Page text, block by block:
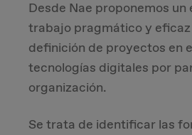
Desde Nae proponemos un
trabajo pragmático y
definición de proyectos en
tecnologías digitales por
organización.
Se trata de identificar las